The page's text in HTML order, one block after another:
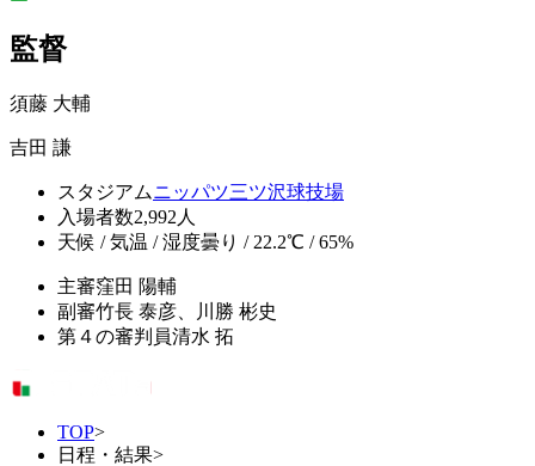
監督
須藤 大輔
吉田 謙
スタジアムニッパツ三ツ沢球技場
入場者数2,992人
天候 / 気温 / 湿度曇り / 22.2℃ / 65%
主審窪田 陽輔
副審竹長 泰彦、川勝 彬史
第４の審判員清水 拓
TOP>
日程・結果>